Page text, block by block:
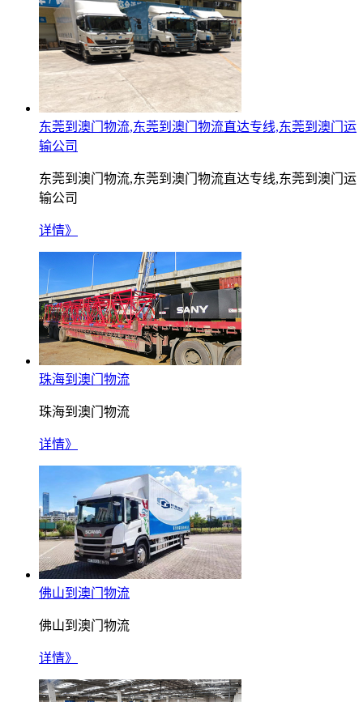
东莞到澳门物流,东莞到澳门物流直达专线,东莞到澳门运
输公司
东莞到澳门物流,东莞到澳门物流直达专线,东莞到澳门运
输公司
详情》
珠海到澳门物流
珠海到澳门物流
详情》
佛山到澳门物流
佛山到澳门物流
详情》